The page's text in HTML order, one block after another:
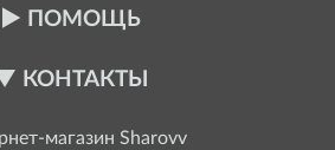
ПОМОЩЬ
КОНТАКТЫ
магазин Sharovv